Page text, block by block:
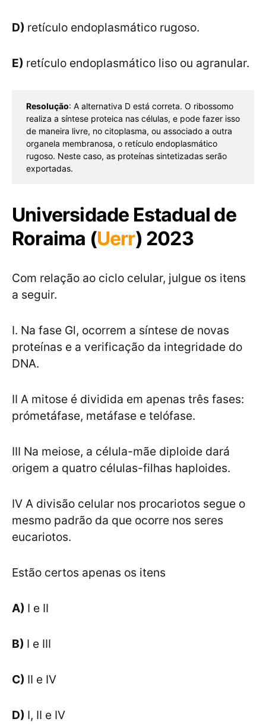
D) retículo endoplasmático rugoso.
E) retículo endoplasmático liso ou agranular.
Resolução: A alternativa D está correta. O ribossomo
realiza a síntese proteica nas células, e pode fazer isso
de maneira livre, no citoplasma, ou associado a outra
organela membranosa, o retículo endoplasmático
rugoso. Neste caso, as proteínas sintetizadas serão
exportadas.
Universidade Estadual de
Roraima (Uerr) 2023
Com relação ao ciclo celular, julgue os itens
a seguir.
I. Na fase Gl, ocorrem a síntese de novas
proteínas e a verificação da integridade do
DNA.
II A mitose é dividida em apenas três fases:
prómetáfase, metáfase e telófase.
III Na meiose, a célula-mãe diploide dará
origem a quatro células-filhas haploides.
IV A divisão celular nos procariotos segue o
mesmo padrão da que ocorre nos seres
eucariotos.
Estão certos apenas os itens
A) I e II
B) I e III
C) II e IV
D) I, II e IV